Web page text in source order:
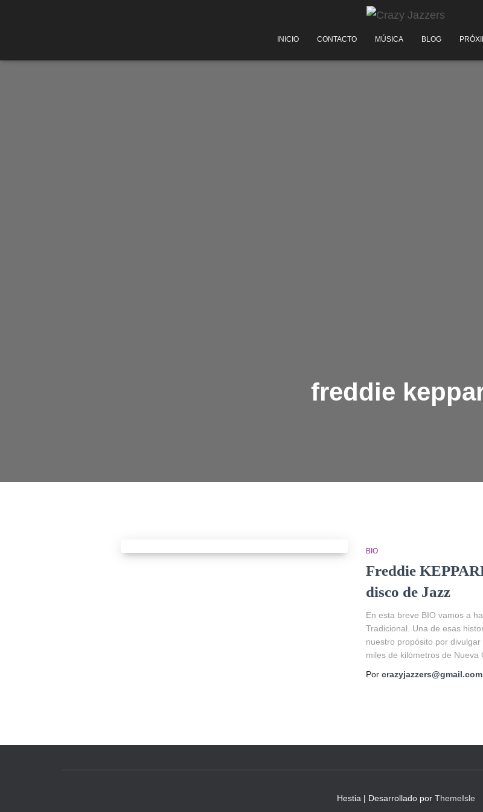
INICIO CONTACTO MÚSICA BLOG
freddie
BIO
Freddie
disco de Jazz
En esta breve BIO vamos a
Tradicional. Una de esas
nuestro propósito por
miles de kilómetros de Nueva
Por crazyjazzers@gmail.com
Hestia | Desarrollado por ThemeIsle